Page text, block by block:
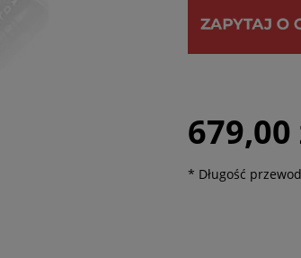
679,00
* Długość